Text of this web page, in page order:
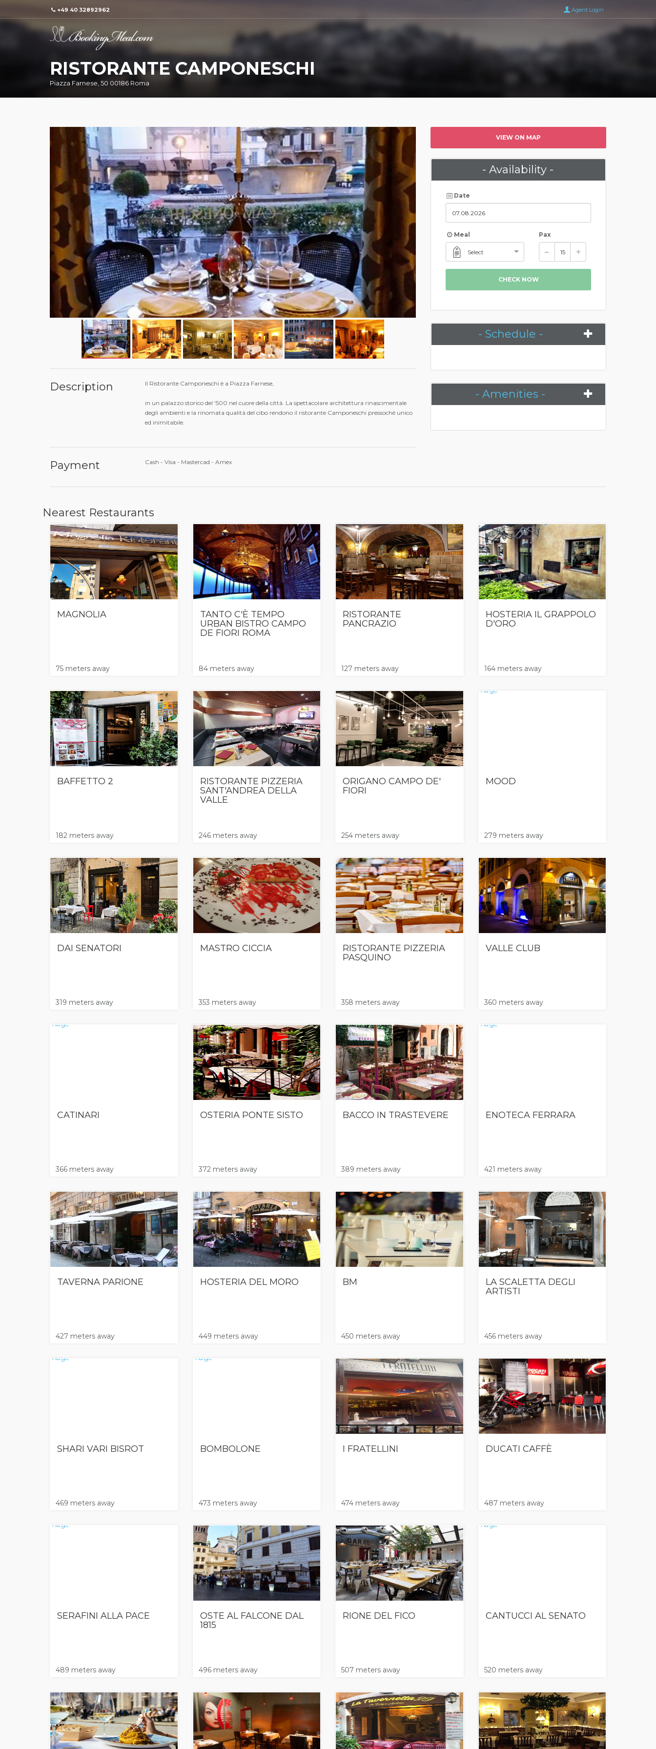
+49 40 32892962 Agent Login
RISTORANTE CAMPONESCHI
Piazza Farnese, 50 00186 Roma
Description Il Ristorante Camponeschi è a Piazza Farnese,
in un palazzo storico del ‘500 nel cuore della città. La spettacolare architettura rinascimentale
degli ambienti e la rinomata qualità del cibo rendono il ristorante Camponeschi pressoché unico
ed inimitabile.
Payment Cash - Visa - Mastercad - Amex
VIEW ON MAP
- Availability -
Date
Meal
Select
Pax
CHECK NOW
- Schedule -
- Amenities -
Nearest Restaurants
MAGNOLIA
75 meters away
TANTO C'È TEMPO
URBAN BISTRO CAMPO
DE FIORI ROMA
84 meters away
RISTORANTE
PANCRAZIO
127 meters away
HOSTERIA IL GRAPPOLO
D'ORO
164 meters away
BAFFETTO 2
182 meters away
RISTORANTE PIZZERIA
SANT'ANDREA DELLA
VALLE
246 meters away
ORIGANO CAMPO DE'
FIORI
254 meters away
MOOD
279 meters away
DAI SENATORI
319 meters away
MASTRO CICCIA
353 meters away
RISTORANTE PIZZERIA
PASQUINO
358 meters away
VALLE CLUB
360 meters away
CATINARI
366 meters away
OSTERIA PONTE SISTO
372 meters away
BACCO IN TRASTEVERE
389 meters away
ENOTECA FERRARA
421 meters away
TAVERNA PARIONE
427 meters away
HOSTERIA DEL MORO
449 meters away
BM
450 meters away
LA SCALETTA DEGLI
ARTISTI
456 meters away
SHARI VARI BISROT
469 meters away
BOMBOLONE
473 meters away
I FRATELLINI
474 meters away
DUCATI CAFFÈ
487 meters away
SERAFINI ALLA PACE
489 meters away
OSTE AL FALCONE DAL
1815
496 meters away
RIONE DEL FICO
507 meters away
CANTUCCI AL SENATO
520 meters away